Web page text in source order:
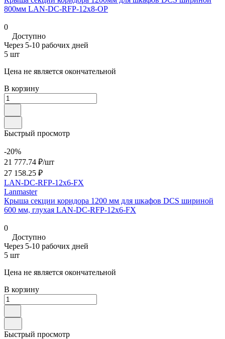
800мм LAN-DC-RFP-12x8-OP
0
Доступно
Через 5-10 рабочих дней
5 шт
Цена не является окончательной
В корзину
Быстрый просмотр
-20%
21 777.74 ₽/шт
27 158.25 ₽
LAN-DC-RFP-12x6-FX
Lanmaster
Крыша секции коридора 1200 мм для шкафов DCS шириной
600 мм, глухая LAN-DC-RFP-12x6-FX
0
Доступно
Через 5-10 рабочих дней
5 шт
Цена не является окончательной
В корзину
Быстрый просмотр